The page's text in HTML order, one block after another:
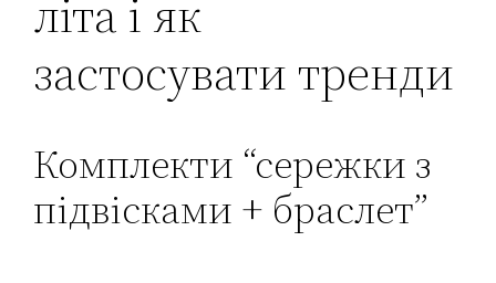
літа і як
застосувати тренди
Комплекти “сережки з
підвісками + браслет”